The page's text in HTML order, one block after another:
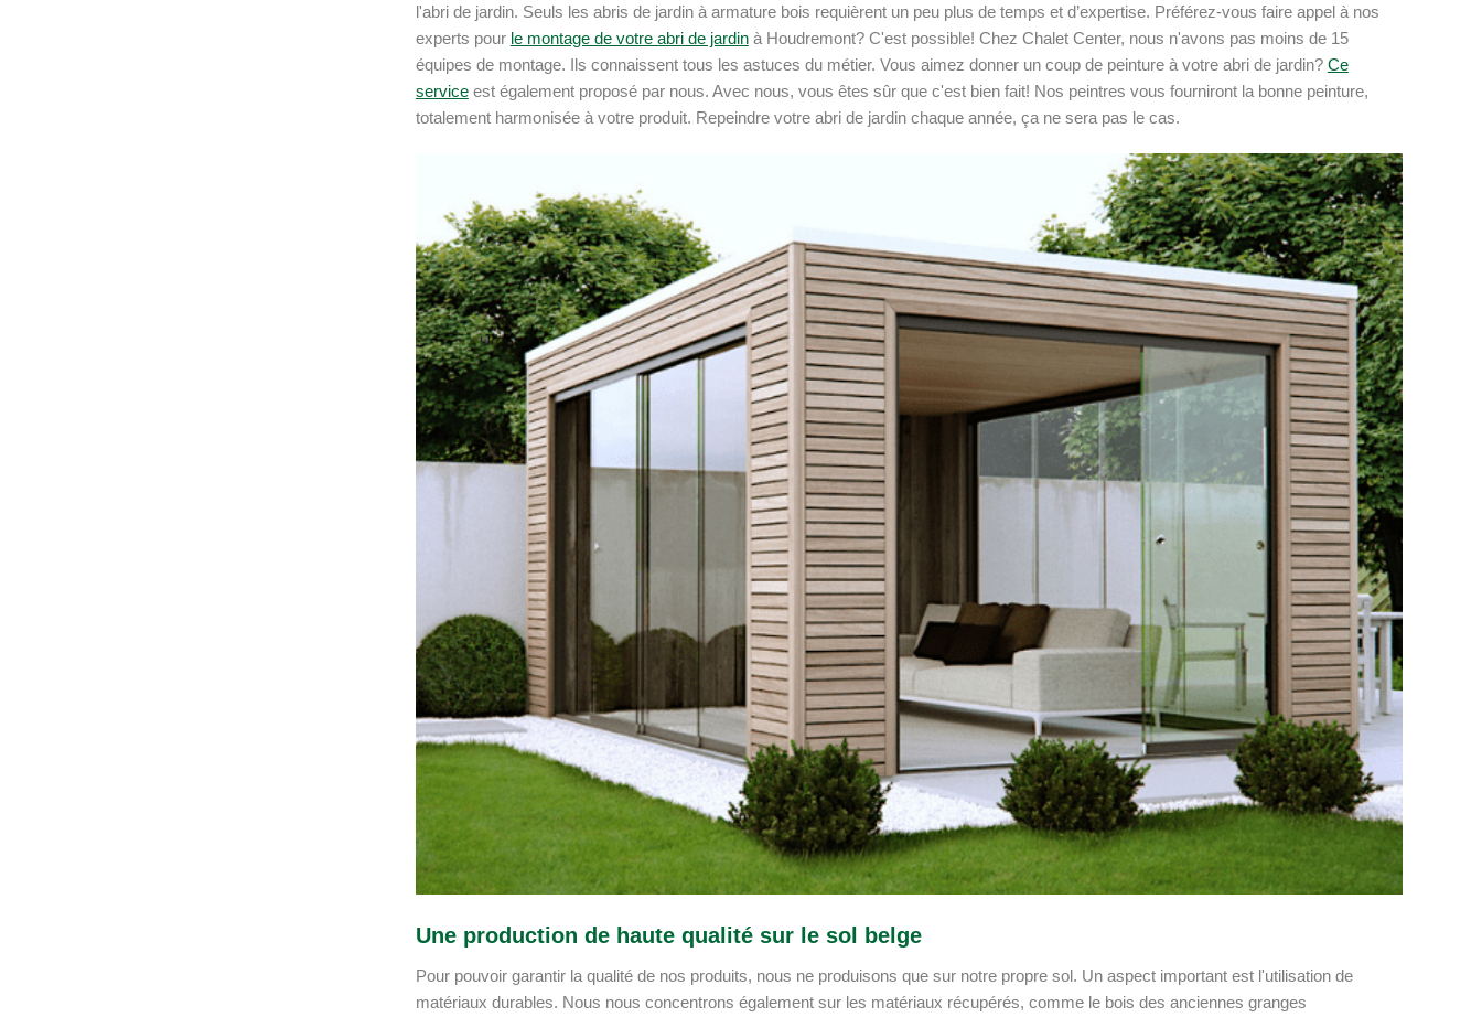
l'abri de jardin. Seuls les abris de jardin à armature bois requièrent un peu plus de temps et d’expertise. Préférez-vous faire appel à nos
experts pour le montage de votre abri de jardinà Houdremont? C'est possible! Chez Chalet Center, nous n'avons pas moins de 15
équipes de montage. Ils connaissent tous les astuces du métier. Vous aimez donner un coup de peinture à votre abri de jardin? Ce
serviceest également proposé par nous. Avec nous, vous êtes sûr que c'est bien fait! Nos peintres vous fourniront la bonne peinture,
totalement harmonisée à votre produit. Repeindre votre abri de jardin chaque année, ça ne sera pas le cas.
Une production de haute qualité sur le sol belge
Pour pouvoir garantir la qualité de nos produits, nous ne produisons que sur notre propre sol. Un aspect important est l'utilisation de
matériaux durables. Nous nous concentrons également sur les matériaux récupérés, comme le bois des anciennes granges